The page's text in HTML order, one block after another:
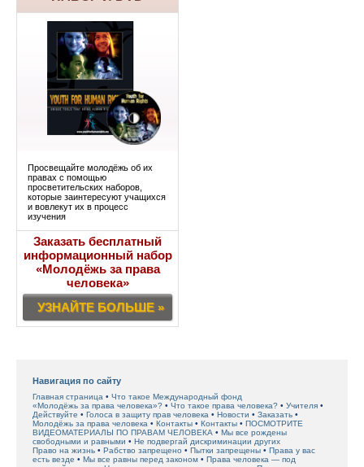
Просвещайте молодёжь об их
правах с помощью
просветительских наборов,
которые заинтересуют учащихся
и вовлекут их в процесс
изучения
Заказать бесплатный
информационный набор
«Молодёжь за права
человека»
УЗНАЙТЕ БОЛЬШЕ »
Навигация по сайту
Главная страница
Что такое Международный фонд
«Молодёжь за права человека»?
Что такое права человека?
Учителя
Действуйте
Голоса в защиту прав человека Новости
Заказать
Молодёжь за права человека
Контакты Контакты
ПОСМОТРИТЕ
ВИДЕОМАТЕРИАЛЫ ПО ПРАВАМ ЧЕЛОВЕКА
Мы все рождены
свободными и равными
Не подвергай дискриминации других
Право на жизнь
Рабство запрещено Пытки запрещены
Права у вас
есть везде
Мы все равны перед законом
Права человека — под